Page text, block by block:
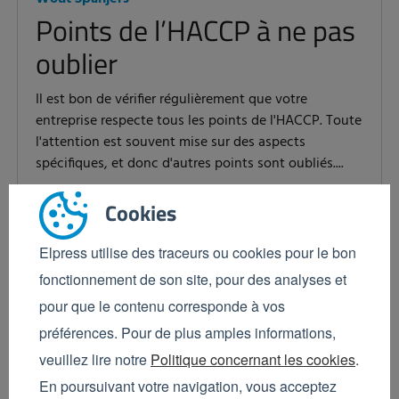
Cookies
Elpress utilise des traceurs ou cookies pour le bon
fonctionnement de son site, pour des analyses et
pour que le contenu corresponde à vos
préférences. Pour de plus amples informations,
veuillez lire notre Politique concernant les cookies.
En poursuivant votre navigation, vous acceptez
Points de l’HACCP à ne pas
oublier
Il est bon de vérifier régulièrement que votre
entreprise respecte tous les points de l'HACCP. Toute
l'attention est souvent mise sur des aspects
spécifiques, et donc d'autres points sont oubliés....
En savoir plus